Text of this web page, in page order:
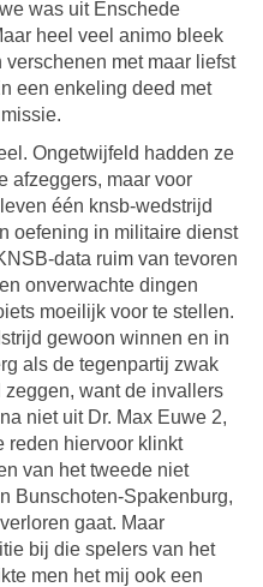
was uit Enschede
heel veel animo bleek
met maar liefst
een enkeling deed met
Ongetwijfeld hadden ze
afzeggers, maar voor
één knsb-wedstrijd
oefening in militaire dienst
data ruim van tevoren
onverwachte dingen
moeilijk voor te stellen.
gewoon winnen en in
als de tegenpartij zwak
want de invallers
niet uit Dr. Max Euwe 2,
reden hiervoor klinkt
van het tweede niet
Bunschoten-Spakenburg,
gaat. Maar
bij die spelers van het
men het mij ook een